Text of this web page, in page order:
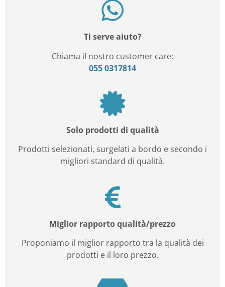
Ti serve aiuto?
Chiama il nostro customer care:
055 0317814
Solo prodotti di qualità
Prodotti selezionati, surgelati a bordo e secondo i
migliori standard di qualità.
Miglior rapporto qualità/prezzo
Proponiamo il miglior rapporto tra la qualità dei
prodotti e il loro prezzo.